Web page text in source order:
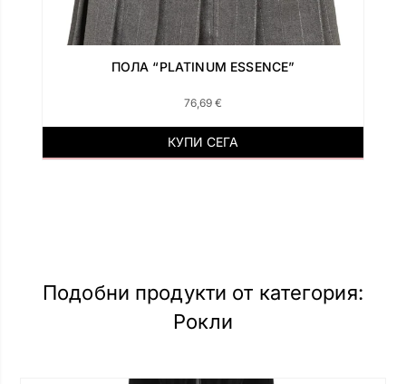
ПОЛА “PLATINUM ESSENCE”
76,69€
КУПИ СЕГА
Подобни продукти от категория:
Рокли